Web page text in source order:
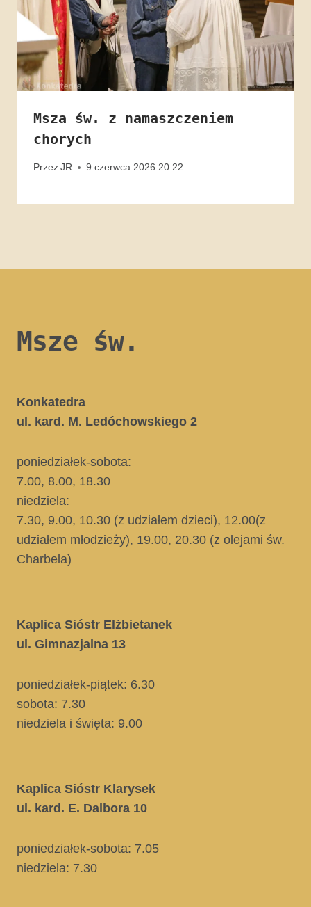
Msza św. z namaszczeniem
chorych
PrzezJR 9 czerwca 2026 20:22
Msze św.
Konkatedra
ul. kard. M. Ledóchowskiego 2
poniedziałek-sobota:
7.00, 8.00, 18.30
niedziela:
7.30, 9.00, 10.30 (z udziałem dzieci), 12.00(z
udziałem młodzieży), 19.00, 20.30 (z olejami św.
Charbela)
Kaplica Sióstr Elżbietanek
ul. Gimnazjalna 13
poniedziałek-piątek: 6.30
sobota: 7.30
niedziela i święta: 9.00
Kaplica Sióstr Klarysek
ul. kard. E. Dalbora 10
poniedziałek-sobota: 7.05
niedziela: 7.30